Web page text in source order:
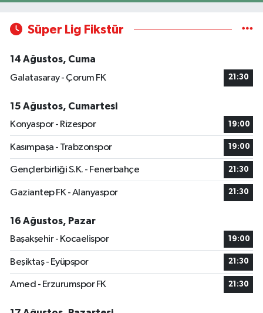
Süper Lig Fikstür
14 Ağustos, Cuma
Galatasaray - Çorum FK
21:30
15 Ağustos, Cumartesi
Konyaspor - Rizespor
19:00
Kasımpaşa - Trabzonspor 19:00
Gençlerbirliği S.K. - Fenerbahçe 21:30
Gaziantep FK - Alanyaspor 21:30
16 Ağustos, Pazar
Başakşehir - Kocaelispor
19:00
Beşiktaş - Eyüpspor 21:30
Amed - Erzurumspor FK 21:30